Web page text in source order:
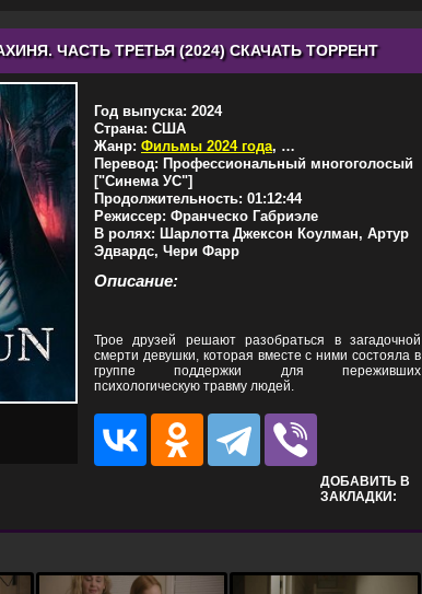
ЧАСТЬ ТРЕТЬЯ (2024) СКАЧАТЬ ТОРРЕНТ
Год выпуска: 2024
Страна: США
Жанр: Фильмы 2024 года, Ужасы
Перевод: Профессиональный многоголосый
["Синема УС"]
Продолжительность: 01:12:44
Режиссер: Франческо Габриэле
В ролях: Шарлотта Джексон Коулман, Артур
Эдвардс, Чери Фарр
Описание:
Трое друзей решают разобраться в загадочной
смерти девушки, которая вместе с ними состояла в
группе поддержки для переживших
психологическую травму людей.
ДОБАВИТЬ В
ЗАКЛАДКИ: